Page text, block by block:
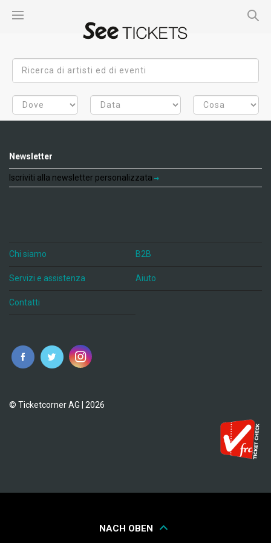
Newsletter
Iscriviti alla newsletter personalizzata
Chi siamo B2B
Servizi e assistenza Aiuto
Contatti
© Ticketcorner AG | 2026
NACH OBEN